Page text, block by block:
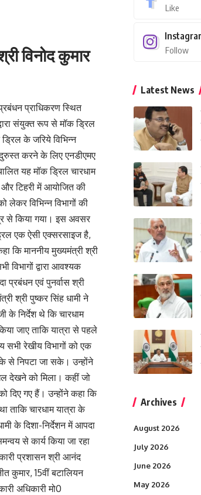
विनोद कुमार
प्राधिकरण स्थित
संयुक्त रूप से मॉक ड्रिल
के जरिये विभिन्न
दुरुस्त करने के लिए एनडीएमए
यह मॉक ड्रिल चारधाम
और टिहरी में आयोजित की
विभिन्न विभागों की
से किया गया। इस अवसर
एक ऐसी एक्सरसाइज है,
कि माननीय मुख्यमंत्री श्री
विभागों द्वारा आवश्यक
प्रबंधन एवं पुनर्वास श्री
श्री पुष्कर सिंह धामी ने
के निर्देश थे कि चारधाम
जाए ताकि यात्रा से पहले
रेखीय विभागों को एक
से निपटा जा सके। उन्होंने
देखने को मिला। कहीं जो
दिए गए हैं। उन्होंने कहा कि
ताकि चारधाम यात्रा के
के दिशा-निर्देशन में आपदा
से कार्य किया जा रहा
प्रशासन श्री आनंद
कुमार, 15वीं बटालियन
अधिकारी मो0
Like
Follow
Latest News
Archives
August 2026
July 2026
June 2026
May 2026